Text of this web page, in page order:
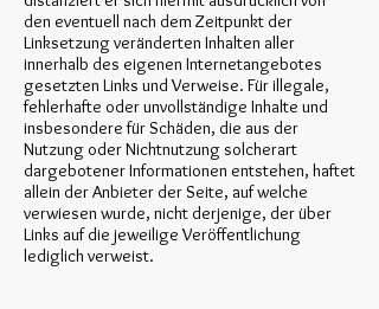
den eventuell nach dem Zeitpunkt der
Linksetzung veränderten Inhalten aller
innerhalb des eigenen Internetangebotes
gesetzten Links und Verweise. Für illegale,
fehlerhafte oder unvollständige Inhalte und
insbesondere für Schäden, die aus der
Nutzung oder Nichtnutzung solcherart
dargebotener Informationen entstehen, haftet
allein der Anbieter der Seite, auf welche
verwiesen wurde, nicht derjenige, der über
Links auf die jeweilige Veröffentlichung
lediglich verweist.